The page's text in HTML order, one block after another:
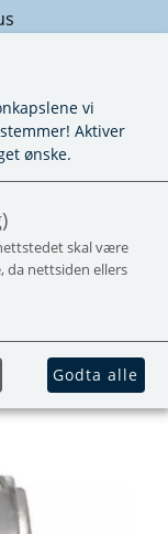
12V
12V fra
vi
Aktiver
ønske.
skal være
da nettsiden ellers
Godta alle